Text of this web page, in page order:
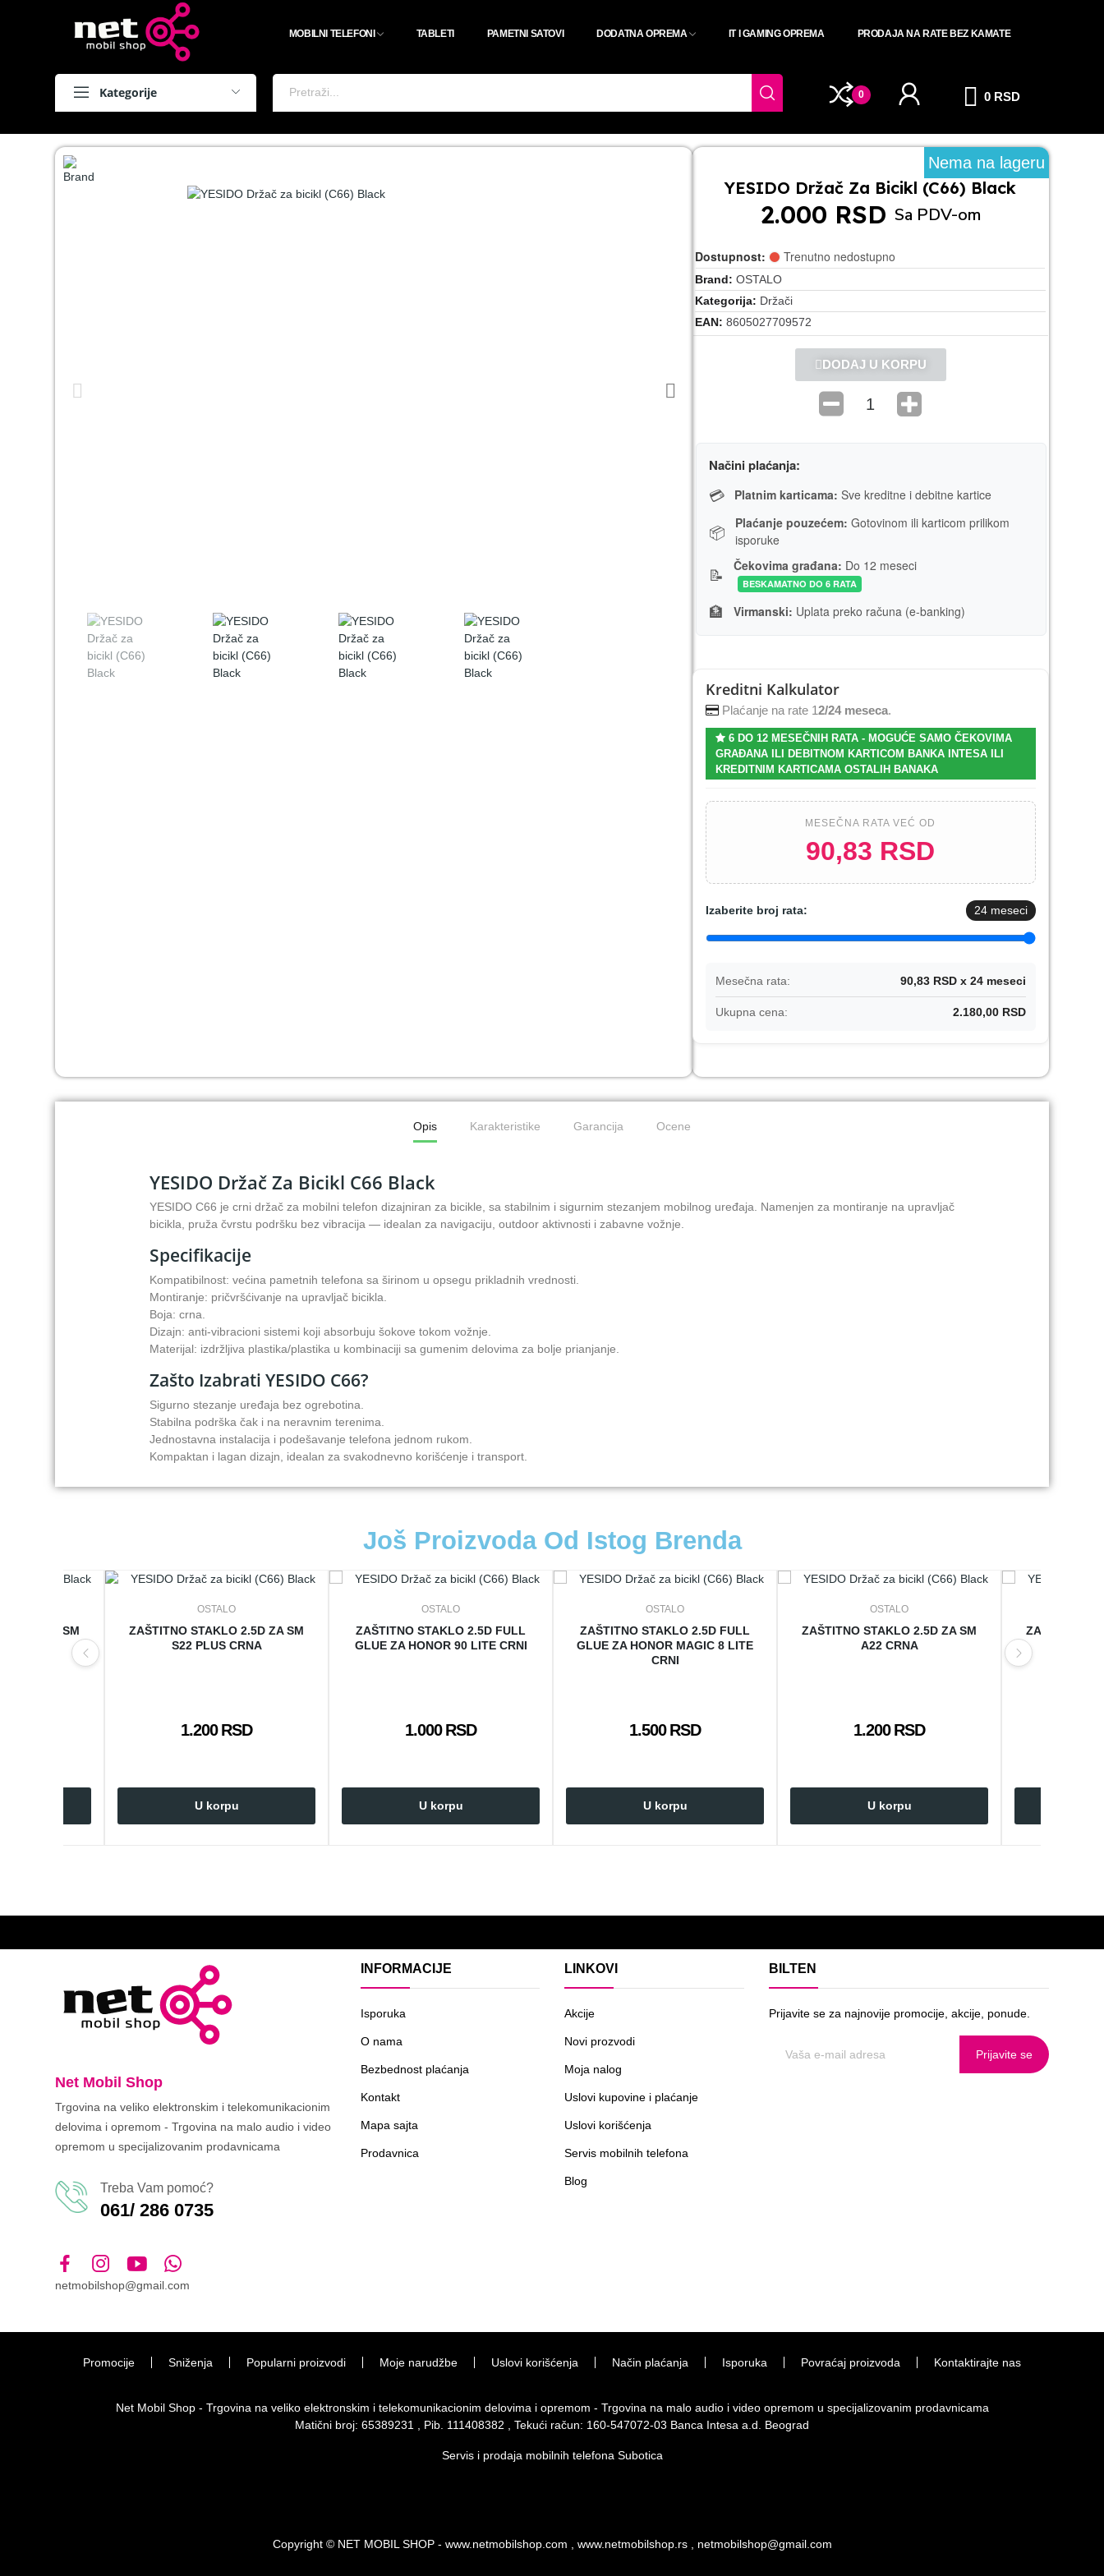
MOBILNI TELEFONI TABLETI PAMETNI SATOVI DODATNA OPREMA IT I GAMING OPREMA PRODAJA NA RATE BEZ KAMATE
Kategorije 0 0 RSD
Nema na lageru
YESIDO Držač Za Bicikl (C66) Black
2.000 RSD Sa PDV-om
Dostupnost: Trenutno nedostupno
Brand
OSTALO
Kategorija
Držači
EAN 8605027709572
DODAJ U KORPU
Načini plaćanja:
💳 Platnim karticama: Sve kreditne i debitne kartice
📦 Plaćanje pouzećem: Gotovinom ili karticom prilikom
isporuke
📝 Čekovima građana: Do 12 meseci
BESKAMATNO DO 6 RATA
🏦 Virmanski: Uplata preko računa (e-banking)
Kreditni Kalkulator
Plaćanje na rate 12/24 meseca.
6 DO 12 MESEČNIH RATA - MOGUĆE SAMO ČEKOVIMA
GRAĐANA ILI DEBITNOM KARTICOM BANKA INTESA ILI
KREDITNIM KARTICAMA OSTALIH BANAKA
MESEČNA RATA VEĆ OD
90,83 RSD
Izaberite broj rata: 24meseci
Mesečna rata: 90,83 RSD x 24 meseci
Ukupna cena: 2.180,00 RSD
Opis Karakteristike Garancija Ocene
YESIDO Držač Za Bicikl C66 Black
YESIDO C66 je crni držač za mobilni telefon dizajniran za bicikle, sa stabilnim i sigurnim stezanjem mobilnog uređaja. Namenjen za montiranje na upravljač
bicikla, pruža čvrstu podršku bez vibracija — idealan za navigaciju, outdoor aktivnosti i zabavne vožnje.
Specifikacije
Kompatibilnost: većina pametnih telefona sa širinom u opsegu prikladnih vrednosti.
Montiranje: pričvršćivanje na upravljač bicikla.
Boja: crna.
Dizajn: anti-vibracioni sistemi koji absorbuju šokove tokom vožnje.
Materijal: izdržljiva plastika/plastika u kombinaciji sa gumenim delovima za bolje prianjanje.
Zašto Izabrati YESIDO C66?
Sigurno stezanje uređaja bez ogrebotina.
Stabilna podrška čak i na neravnim terenima.
Jednostavna instalacija i podešavanje telefona jednom rukom.
Kompaktan i lagan dizajn, idealan za svakodnevno korišćenje i transport.
Još Proizvoda Od Istog Brenda
2.5D ZA SM
OSTALO
ZAŠTITNO STAKLO 2.5D ZA SM
S22 PLUS CRNA
1.200 RSD
U korpu
OSTALO
ZAŠTITNO STAKLO 2.5D FULL
GLUE ZA HONOR 90 LITE CRNI
1.000 RSD
U korpu
OSTALO
ZAŠTITNO STAKLO 2.5D FULL
GLUE ZA HONOR MAGIC 8 LITE
CRNI
1.500 RSD
U korpu
OSTALO
ZAŠTITNO STAKLO 2.5D ZA SM
A22 CRNA
1.200 RSD
U korpu
ZAŠTITNO
Net Mobil Shop
Trgovina na veliko elektronskim i telekomunikacionim
delovima i opremom - Trgovina na malo audio i video
opremom u specijalizovanim prodavnicama
Treba Vam pomoć?
061/ 286 0735
netmobilshop@gmail.com
INFORMACIJE
Isporuka
O nama
Bezbednost plaćanja
Kontakt
Mapa sajta
Prodavnica
LINKOVI
Akcije
Novi prozvodi
Moja nalog
Uslovi kupovine i plaćanje
Uslovi korišćenja
Servis mobilnih telefona
Blog
BILTEN
Prijavite se za najnovije promocije, akcije, ponude.
Prijavite se
Promocije Sniženja Popularni proizvodi Moje narudžbe Uslovi korišćenja Način plaćanja Isporuka Povraćaj proizvoda Kontaktirajte nas
Net Mobil Shop - Trgovina na veliko elektronskim i telekomunikacionim delovima i opremom - Trgovina na malo audio i video opremom u specijalizovanim prodavnicama
Matični broj: 65389231 , Pib. 111408382 , Tekući račun: 160-547072-03 Banca Intesa a.d. Beograd
Servis i prodaja mobilnih telefona Subotica
Copyright © NET MOBIL SHOP - www.netmobilshop.com , www.netmobilshop.rs , netmobilshop@gmail.com